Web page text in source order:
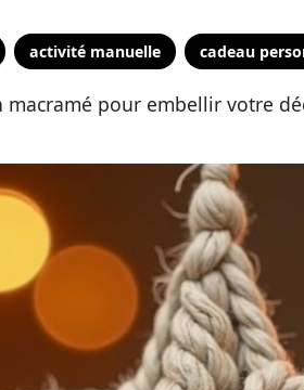
activité manuelle cadeau
pour embellir votre